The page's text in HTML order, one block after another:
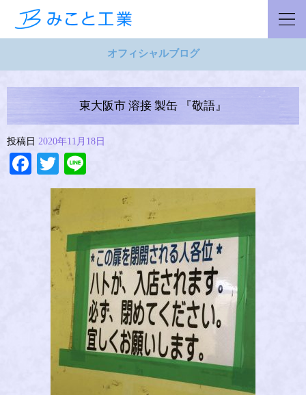
オフィシャルブログ
東大阪市 溶接 製缶 『敬語』
投稿日 2020年11月18日
Facebook
Twitter